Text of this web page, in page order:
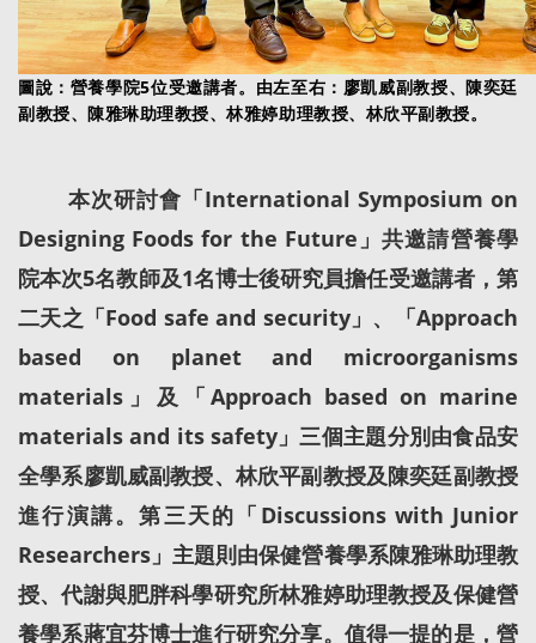
圖說：營養學院5位受邀講者。由左至右：廖凱威副教授、陳奕廷
副教授、陳雅琳助理教授、林雅婷助理教授、林欣平副教授。
本次研討會「International Symposium on
Designing Foods for the Future」共邀請營養學
院本次5名教師及1名博士後研究員擔任受邀講者，第
二天之「Food safe and security」、「Approach
based on planet and microorganisms
materials」及「Approach based on marine
materials and its safety」三個主題分別由食品安
全學系廖凱威副教授、林欣平副教授及陳奕廷副教授
進行演講。第三天的「Discussions with Junior
Researchers」主題則由保健營養學系陳雅琳助理教
授、代謝與肥胖科學研究所林雅婷助理教授及保健營
養學系蔣宜芬博士進行研究分享。值得一提的是，營